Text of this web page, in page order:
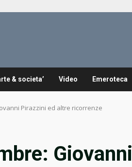
& societa’ Video Emeroteca
Pirazzini ed altre ricorrenze
Giovanni